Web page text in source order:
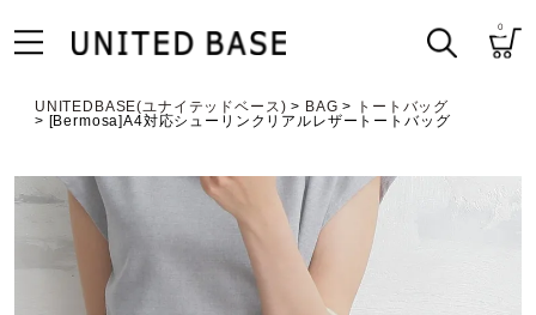
0
UNITEDBASE(ユナイテッドベース) BAG
トートバッグ
[Bermosa]A4対応シューリンクリアルレザートートバッグ